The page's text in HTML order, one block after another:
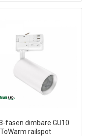
fasen dimbare GU10
railspot